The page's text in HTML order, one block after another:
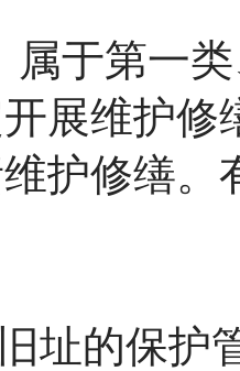
于第一
展维护修
护修缮。
址的保护